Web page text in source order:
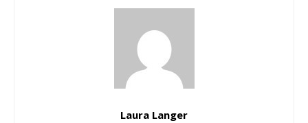
Laura Langer